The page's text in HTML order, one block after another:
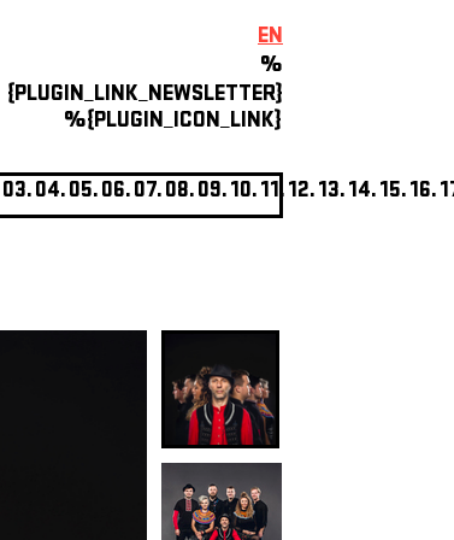
EN
%
{PLUGIN_LINK_NEWSLETTER}
%{PLUGIN_ICON_LINK}
03.04.05.06.07.08.09.10.11.12.13.14.15.16.